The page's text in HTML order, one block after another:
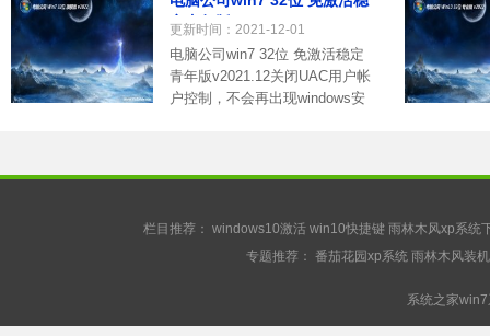
定青年版v2021.12
更新时间：2021-12-01
电脑公司win7 32位 免激活稳定
青年版v2021.12关闭UAC用户帐
户控制，不会再出现windows安
栏目推荐： windows10激活 win10快捷键 雨林木风xp系统
专题推荐： 番茄花园xp系统 雨林木风装
系统之家